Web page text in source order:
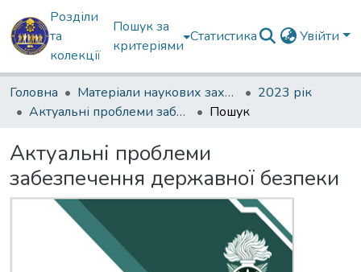
Розділи
та
колекції
Пошук за
критеріями
Статистика Увійти
Головна Матеріали наукових заходів
2023 рік
Актуальні проблеми забезпечення державної безпеки
Пошук
Актуальні проблеми
забезпечення державної безпеки